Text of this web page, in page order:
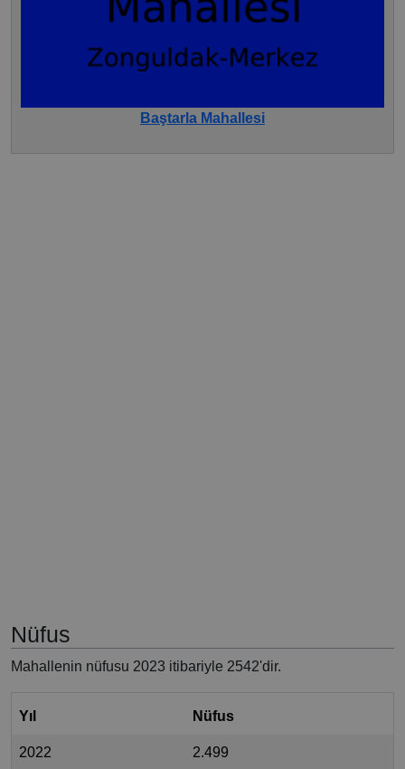
Baştarla Mahallesi
Nüfus
Mahallenin nüfusu 2023 itibariyle 2542'dir.
Yıl Nüfus
2022 2.499